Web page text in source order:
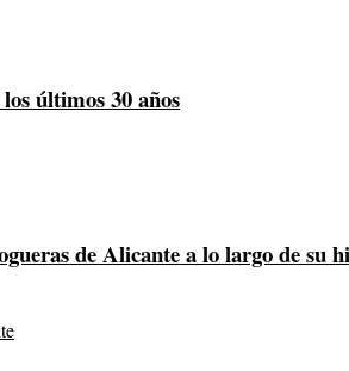
últimos 30 años
de Alicante a lo largo de su